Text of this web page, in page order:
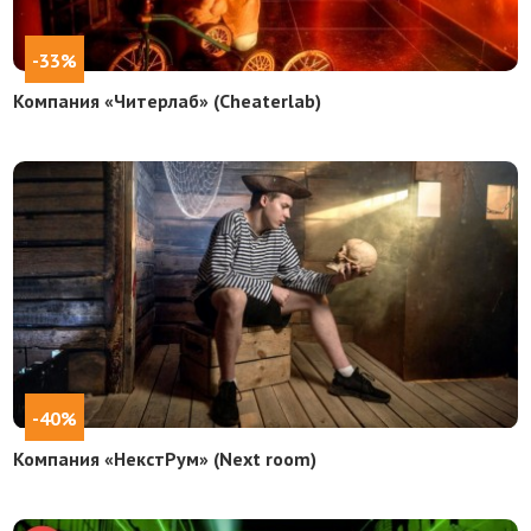
-33%
Компания «Читерлаб» (Cheaterlab)
-40%
Компания «НекстРум» (Next room)